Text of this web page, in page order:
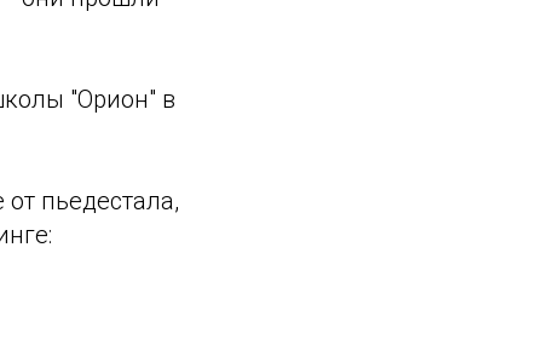
"Орион" в
пьедестала,